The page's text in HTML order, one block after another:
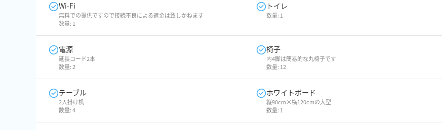
Wi-Fi
無料での提供ですので接続不良による返金は致しかねます
数量: 1
トイレ
数量: 1
電源
延長コード2本
数量:2
椅子
内4脚は簡易的な丸椅子です
数量: 12
テーブル
2人掛け机
数量:4
ホワイトボード
縦90cm×横120cmの大型
数量: 1